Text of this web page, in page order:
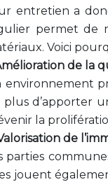
entretien a
permet de
Voici
de la
environnement
plus d’apporter
la
de
parties
jouent